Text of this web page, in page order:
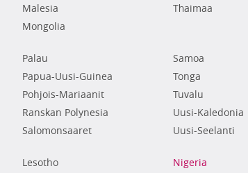
Malesia
Mongolia
Thaimaa
Palau
Papua-Uusi-Guinea
Pohjois-Mariaanit
Ranskan Polynesia
Salomonsaaret
Samoa
Tonga
Tuvalu
Uusi-Kaledonia
Uusi-Seelanti
Lesotho
Nigeria